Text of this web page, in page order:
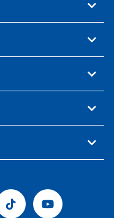
Tiktok Youtube